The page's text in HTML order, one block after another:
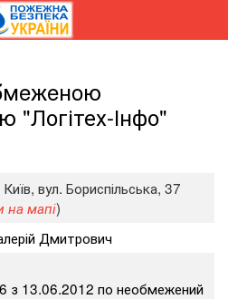
"Логітех-Інфо"
вул. Бориспільська, 37
на мапі)
Дмитрович
з 13.06.2012 по необмежений